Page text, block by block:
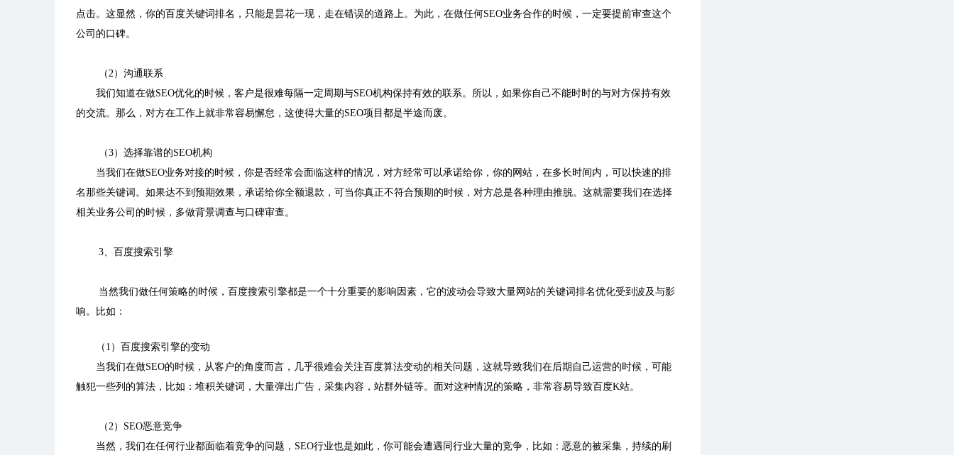
点击。这显然，你的百度关键词排名，只能是昙花一现，走在错误的道路上。为此，在做任何SEO业务合作的时候，一定要提前审查这个
公司的口碑。
（2）沟通联系
我们知道在做SEO优化的时候，客户是很难每隔一定周期与SEO机构保持有效的联系。所以，如果你自己不能时时的与对方保持有效
的交流。那么，对方在工作上就非常容易懈怠，这使得大量的SEO项目都是半途而废。
（3）选择靠谱的SEO机构
当我们在做SEO业务对接的时候，你是否经常会面临这样的情况，对方经常可以承诺给你，你的网站，在多长时间内，可以快速的排
名那些关键词。如果达不到预期效果，承诺给你全额退款，可当你真正不符合预期的时候，对方总是各种理由推脱。这就需要我们在选择
相关业务公司的时候，多做背景调查与口碑审查。
3、百度搜索引擎
当然我们做任何策略的时候，百度搜索引擎都是一个十分重要的影响因素，它的波动会导致大量网站的关键词排名优化受到波及与影
响。
比如：
（1）百度搜索引擎的变动
当我们在做SEO的时候，从客户的角度而言，几乎很难会关注百度算法变动的相关问题，这就导致我们在后期自己运营的时候，可能
触犯一些列的算法，比如：堆积关键词，大量弹出广告，采集内容，站群外链等。面对这种情况的策略，非常容易导致百度K站。
（2）SEO恶意竞争
当然，我们在任何行业都面临着竞争的问题，SEO行业也是如此，你可能会遭遇同行业大量的竞争，比如：恶意的被采集，持续的刷